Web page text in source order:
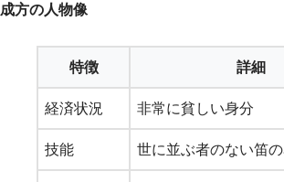
成方の人物像
特徴 詳細
経済状況 非常に貧しい身分
技能 世に並ぶ者のない笛